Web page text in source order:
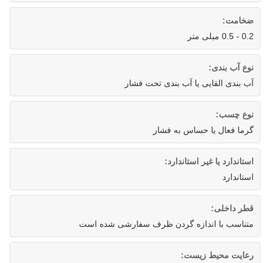
ضخامت:
0.2 - 0.5 میلی متر
نوع آب بندی:
آب بندی القایی یا آب بندی تحت فشار
نوع چسب:
گرما فعال یا حساس به فشار
استاندارد یا غیر استاندارد:
استاندارد
قطر داخلی:
متناسب با اندازه گردن ظرف سفارشی شده است
رعایت محیط زیست: